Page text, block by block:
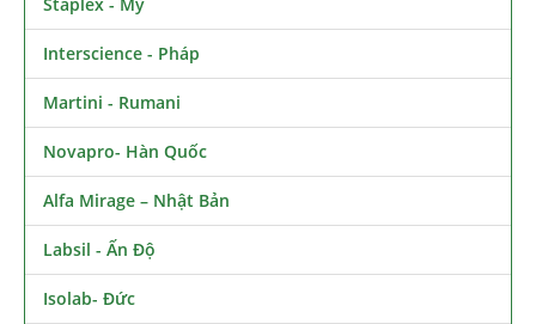
Interscience - Pháp
Martini - Rumani
Novapro- Hàn Quốc
Alfa Mirage – Nhật Bản
Labsil - Ấn Độ
Isolab- Đức